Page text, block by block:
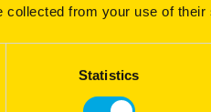
collected from your use of
Statistics
op het gebied van